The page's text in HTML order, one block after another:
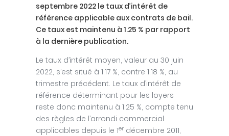
septembre 2022 le taux d’intérêt de
référence applicable aux contrats de bail.
Ce taux est maintenu à 1.25 % par rapport
à la dernière publication.
Le taux d’intérêt moyen, valeur au 30 juin
2022, s’est situé à 1.17 %, contre 1.18 %, au
trimestre précédent. Le taux d’intérêt de
référence déterminant pour les loyers
reste donc maintenu à 1.25 %, compte tenu
des règles de l’arrondi commercial
applicables depuis le 1er décembre 2011,